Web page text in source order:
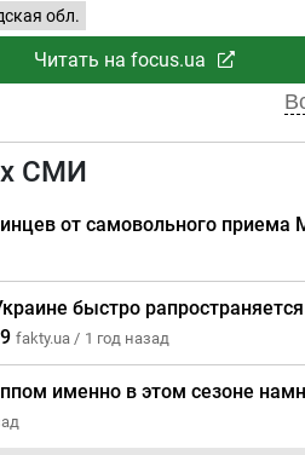
обл.
Читать на focus.ua
СМИ
от самовольного приема
быстро
fakty.ua / 1 год назад
именно в этом сезоне